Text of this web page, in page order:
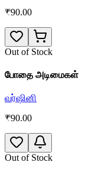
₹90.00
Out of Stock
போதை அடிமைகள்
வர்ஷினி
₹90.00
Out of Stock